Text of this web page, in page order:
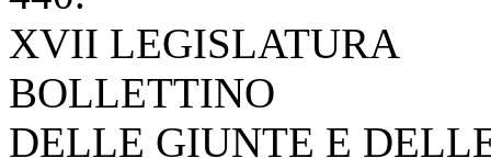
XVII LEGISLATURA
BOLLETTINO
DELLE GIUNTE E